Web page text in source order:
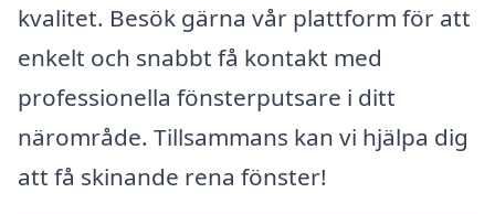
kvalitet. Besök gärna vår plattform för att
enkelt och snabbt få kontakt med
professionella fönsterputsare i ditt
närområde. Tillsammans kan vi hjälpa dig
att få skinande rena fönster!